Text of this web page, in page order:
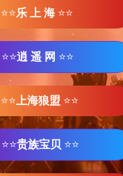
⭐⭐乐 上 海 ⭐⭐
⭐⭐逍 遥 网 ⭐⭐
⭐⭐ 上海狼盟 ⭐⭐
⭐⭐贵族宝贝 ⭐⭐